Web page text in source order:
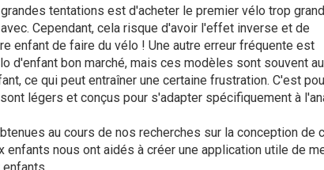
tentations est d'acheter le premier vélo trop
Cependant, cela risque d'avoir l'effet inverse et de
enfant de faire du vélo ! Une autre erreur fréquente est
d'enfant bon marché, mais ces modèles sont souvent
ce qui peut entraîner une certaine frustration. C'est
légers et conçus pour s'adapter spécifiquement à
au cours de nos recherches sur la conception de
enfants nous ont aidés à créer une application utile de